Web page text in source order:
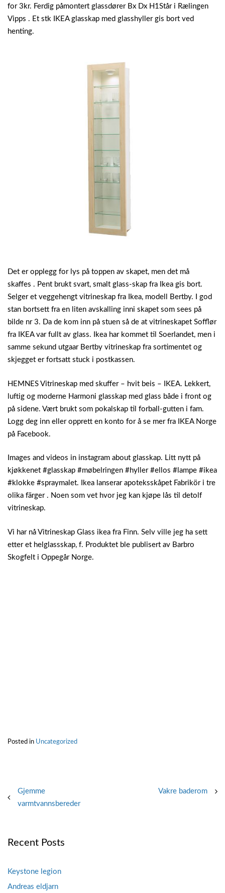
for 3kr. Ferdig påmontert glassdører Bx Dx H1Står i Rælingen
Vipps . Et stk IKEA glasskap med glasshyller gis bort ved
henting.
Det er opplegg for lys på toppen av skapet, men det må
skaffes . Pent brukt svart, smalt glass-skap fra Ikea gis bort.
Selger et veggehengt vitrineskap fra Ikea, modell Bertby. I god
stan bortsett fra en liten avskalling inni skapet som sees på
bilde nr 3. Da de kom inn på stuen så de at vitrineskapet Sofflør
fra IKEA var fullt av glass. Ikea har kommet til Soerlandet, men i
samme sekund utgaar Bertby vitrineskap fra sortimentet og
skjegget er fortsatt stuck i postkassen.
HEMNES Vitrineskap med skuffer – hvit beis – IKEA. Lekkert,
luftig og moderne Harmoni glasskap med glass både i front og
på sidene. Vært brukt som pokalskap til forball-gutten i fam.
Logg deg inn eller opprett en konto for å se mer fra IKEA Norge
på Facebook.
Images and videos in instagram about glasskap. Litt nytt på
kjøkkenet #glasskap #møbelringen #hyller #ellos #lampe #ikea
#klokke #spraymalet. Ikea lanserar apoteksskåpet Fabrikör i tre
olika färger . Noen som vet hvor jeg kan kjøpe lås til detolf
vitrineskap.
Vi har nå Vitrineskap Glass ikea fra Finn. Selv ville jeg ha sett
etter et helglassskap, f. Produktet ble publisert av Barbro
Skogfelt i Oppegår Norge.
Posted in Uncategorized
Post
navigation
Gjemme
varmtvannsbereder
Vakre baderom
Recent Posts
Keystone legion
Andreas eldjarn